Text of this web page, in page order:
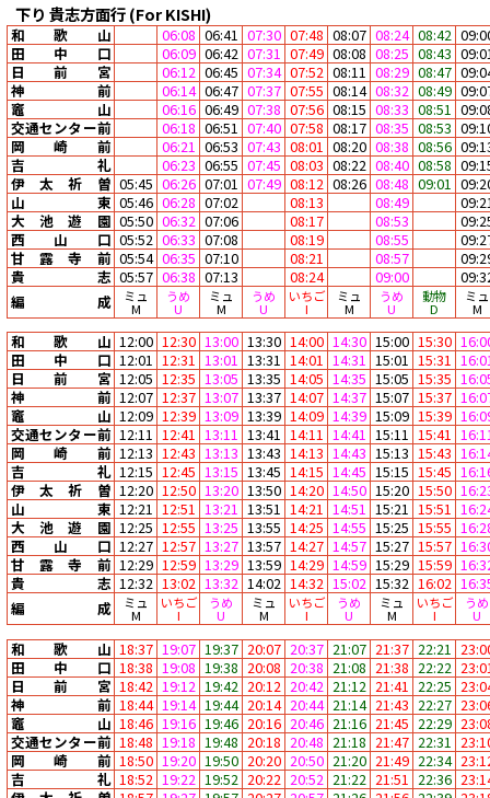
下り 貴志方面行(For KISHI)
和歌山 06:08 06:41 07:30 07:48 08:07 08:24 08:42
田中口
06:09 06:42 07:31 07:49 08:08 08:25 08:43
日前宮
06:12 06:45 07:34 07:52 08:11 08:29 08:47
神前
06:14 06:47 07:37 07:55 08:14 08:32 08:49
竈山
06:16 06:49 07:38 07:56 08:15 08:33 08:51
交通センター前
06:18 06:51 07:40 07:58 08:17 08:35 08:53
岡崎前
06:21 06:53 07:43 08:01 08:20 08:38 08:56
吉礼
06:23 06:55 07:45 08:03 08:22 08:40 08:58
伊太祈曽 05:45 06:26 07:01 07:49 08:12 08:26 08:48 09:01
山東 05:46 06:28 07:02 08:13 08:49
大池遊園 05:50 06:32 07:06 08:17 08:53
西山口 05:52 06:33 07:08 08:19 08:55
甘露寺前 05:54 06:35 07:10 08:21 08:57
貴志 05:57 06:38 07:13 08:24 09:00
編成
ミュ
M
うめ
U
ミュ
M
うめ
U
いちご
I
ミュ
M
うめ
U
動物
D
ミュ
M
和歌山 12:00 12:30 13:00 13:30 14:00 14:30 15:00 15:30
田中口 12:01 12:31 13:01 13:31 14:01 14:31 15:01 15:31
日前宮 12:05 12:35 13:05 13:35 14:05 14:35 15:05 15:35
神前 12:07 12:37 13:07 13:37 14:07 14:37 15:07 15:37
竈山 12:09 12:39 13:09 13:39 14:09 14:39 15:09 15:39
交通センター前 12:11 12:41 13:11 13:41 14:11 14:41 15:11 15:41
岡崎前 12:13 12:43 13:13 13:43 14:13 14:43 15:13 15:43
吉礼 12:15 12:45 13:15 13:45 14:15 14:45 15:15 15:45
伊太祈曽 12:20 12:50 13:20 13:50 14:20 14:50 15:20 15:50
山東 12:21 12:51 13:21 13:51 14:21 14:51 15:21 15:51
大池遊園 12:25 12:55 13:25 13:55 14:25 14:55 15:25 15:55
西山口 12:27 12:57 13:27 13:57 14:27 14:57 15:27 15:57
甘露寺前 12:29 12:59 13:29 13:59 14:29 14:59 15:29 15:59
貴志 12:32 13:02 13:32 14:02 14:32 15:02 15:32 16:02
編成
ミュ
M
いちご
I
うめ
U
ミュ
M
いちご
I
うめ
U
ミュ
M
いちご
I
うめ
U
和歌山 18:37 19:07 19:37 20:07 20:37 21:07 21:37 22:21
田中口 18:38 19:08 19:38 20:08 20:38 21:08 21:38 22:22
日前宮 18:42 19:12 19:42 20:12 20:42 21:12 21:41 22:25
神前 18:44 19:14 19:44 20:14 20:44 21:14 21:43 22:27
竈山 18:46 19:16 19:46 20:16 20:46 21:16 21:45 22:29
交通センター前 18:48 19:18 19:48 20:18 20:48 21:18 21:47 22:31
岡崎前 18:50 19:20 19:50 20:20 20:50 21:20 21:49 22:34
吉礼 18:52 19:22 19:52 20:22 20:52 21:22 21:51 22:36